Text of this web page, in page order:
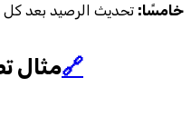
خامسًا: تحديث الرصيد بعد
5.🔗